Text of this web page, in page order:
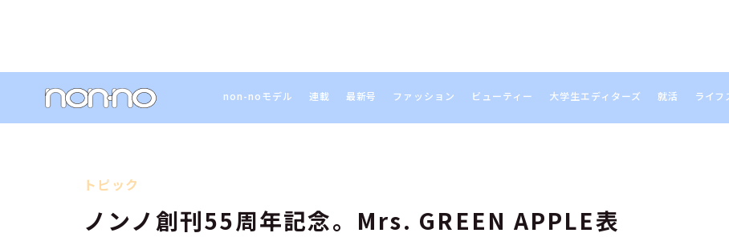
non-noモデル 連載 最新号 ファッション ビューティー 大学生エディターズ 就活 ライフ
トピック
ノンノ創刊55周年記念。Mrs. GREEN APPLE表